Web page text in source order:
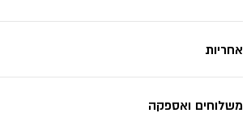
אחריות
משלוחים ואספקה